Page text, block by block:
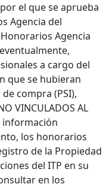
el que se aprueba
Agencia del
Agencia
a cargo del
que se hubieran
compra (PSI),
VINCULADOS AL
información
los honorarios
de la Propiedad
del ITP en su
en los